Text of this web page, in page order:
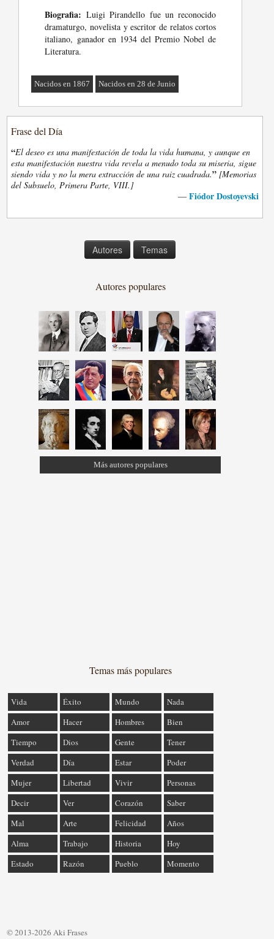
Biografia: Luigi Pirandello fue un reconocido
dramaturgo, novelista y escritor de relatos cortos
italiano, ganador en 1934 del Premio Nobel de
Literatura.
Nacidos en 1867 Nacidos en 28 de Junio
Frase del Día
“El deseo es una manifestación de toda la vida humana, y aunque en
esta manifestación nuestra vida revela a menudo toda su miseria, sigue
siendo vida y no la mera extracción de una raiz cuadrada.” [Memorias
del Subsuelo, Primera Parte, VIII.]
— Fiódor Dostoyevski
Autores Temas
Autores populares
Más autores populares
Temas más populares
Vida Éxito Mundo
Nada
Amor
Hacer Hombres
Bien
Tiempo
Dios Gente
Tener
Verdad
Día Estar
Poder
Mujer
Libertad Vivir
Personas
Decir
Ver Corazón
Saber
Mal
Arte Felicidad
Años
Alma
Trabajo Historia
Hoy
Estado
Razón Pueblo Momento
© 2013-2026 Aki Frases